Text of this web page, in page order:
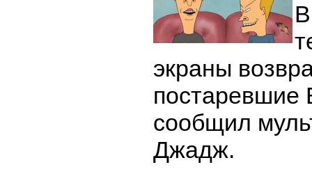
экраны
постаревшие
сообщил
Джадж.